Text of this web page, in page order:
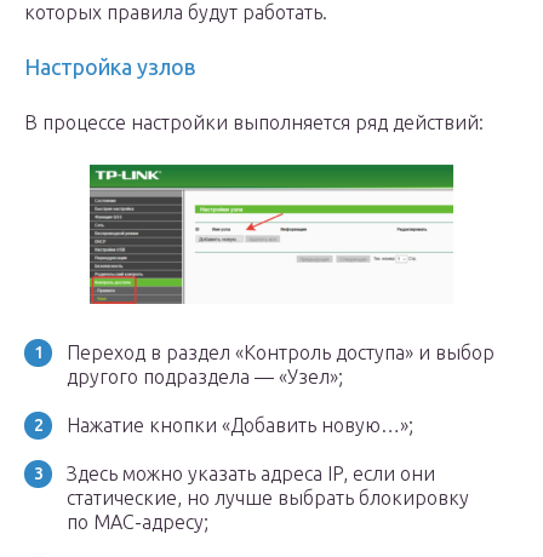
которых правила будут работать.
Настройка узлов
В процессе настройки выполняется ряд действий:
Переход в раздел «Контроль доступа» и выбор
другого подраздела — «Узел»;
Нажатие кнопки «Добавить новую…»;
Здесь можно указать адреса IP, если они
статические, но лучше выбрать блокировку
по MAC-адресу;